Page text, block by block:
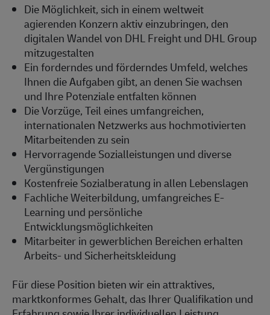
Die Möglichkeit, sich in einem weltweit
agierenden Konzern aktiv einzubringen, den
digitalen Wandel von DHL Freight und DHL Group
mitzugestalten
Ein forderndes und förderndes Umfeld, welches
Ihnen die Aufgaben gibt, an denen Sie wachsen
und Ihre Potenziale entfalten können
Die Vorzüge, Teil eines umfangreichen,
internationalen Netzwerks aus hochmotivierten
Mitarbeitenden zu sein
Hervorragende Sozialleistungen und diverse
Vergünstigungen
Kostenfreie Sozialberatung in allen Lebenslagen
Fachliche Weiterbildung, umfangreiches E-
Learning und persönliche
Entwicklungsmöglichkeiten
Mitarbeiter in gewerblichen Bereichen erhalten
Arbeits- und Sicherheitskleidung
Für diese Position bieten wir ein attraktives,
marktkonformes Gehalt, das Ihrer Qualifikation und